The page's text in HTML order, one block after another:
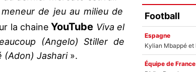
de jeu au milieu de
la chaine YouTube Viva el
(Angelo) Stiller de
(Adon) Jashari ».
Football
Espagne
Équipe de France